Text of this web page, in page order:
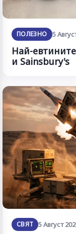
ПОЛЕЗНО 5
Най-
и Sainsbury's
СВЯТ 5 Август